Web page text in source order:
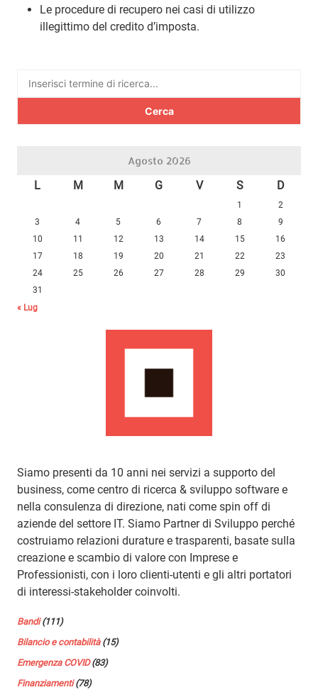
Le procedure di recupero nei casi di utilizzo
illegittimo del credito d’imposta.
Ricerca
Agosto 2026
L M M G V S D
1
2
3
4 5 6 7 8
9
10
11 12 13 14 15
16
17
18 19 20 21 22
23
24
25 26 27 28 29
30
31
« Lug
Siamo presenti da 10 anni nei servizi a supporto del
business, come centro di ricerca & sviluppo software e
nella consulenza di direzione, nati come spin off di
aziende del settore IT. Siamo Partner di Sviluppo perché
costruiamo relazioni durature e trasparenti, basate sulla
creazione e scambio di valore con Imprese e
Professionisti, con i loro clienti-utenti e gli altri portatori
di interessi-stakeholder coinvolti.
Bandi(111)
Bilancio e contabilità(15)
Emergenza COVID(83)
Finanziamenti(78)